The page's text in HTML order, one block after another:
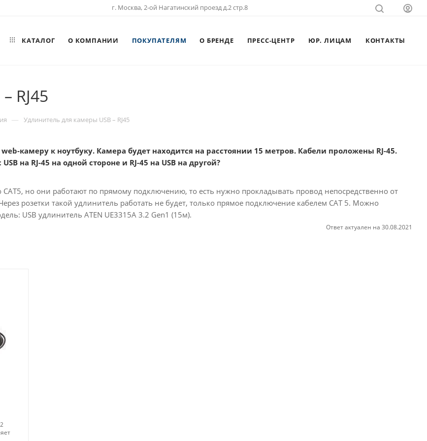
г. Москва, 2-ой Нагатинский проезд д.2 стр.8
КАТАЛОГ О КОМПАНИИ ПОКУПАТЕЛЯМ О БРЕНДЕ ПРЕСС-ЦЕНТР ЮР. ЛИЦАМ КОНТАКТЫ
RJ45
— Удлинитель для камеры USB – RJ45
камеру к ноутбуку. Камера будет находится на расстоянии 15 метров. Кабели проложены RJ-45.
на RJ-45 на одной стороне и RJ-45 на USB на другой?
CAT5, но они работают по прямому подключению, то есть нужно прокладывать провод непосредственно от
розетки такой удлинитель работать не будет, только прямое подключение кабелем CAT 5. Можно
USB удлинитель ATEN UE3315A 3.2 Gen1 (15м).
Ответ актуален на 30.08.2021